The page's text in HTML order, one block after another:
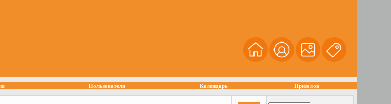
Пользователи Календарь Призолов